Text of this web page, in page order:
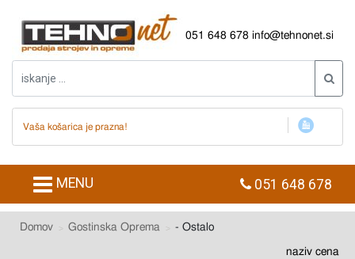
051 648 678 info@tehnonet.si
Vaša košarica je prazna!
MENU 051 648 678
Domov Gostinska Oprema - Ostalo
naziv cena